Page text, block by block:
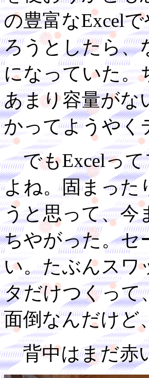
の豊富なExcel
ろうとしたら、
になっていた。
あまり容量がな
かってようやく
でもExcelって
よね。固まった
うと思って、今
ちやがった。
い。たぶんスワ
タだけつくって
面倒なんだけど
背中はまだ赤